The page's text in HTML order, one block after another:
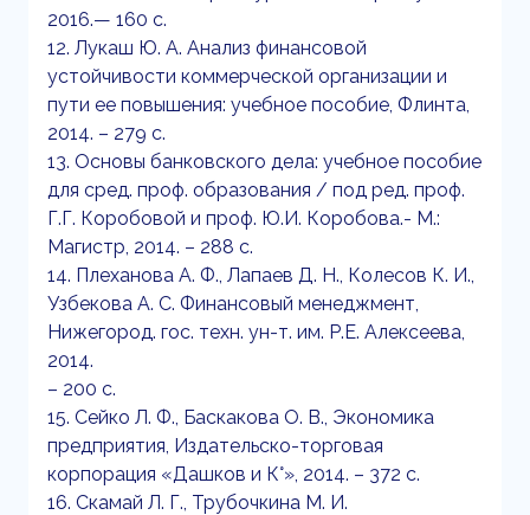
2016.— 160 с.
12. Лукаш Ю. А. Анализ финансовой
устойчивости коммерческой организации и
пути ее повышения: учебное пособие, Флинта,
2014. – 279 с.
13. Основы банковского дела: учебное пособие
для сред. проф. образования / под ред. проф.
Г.Г. Коробовой и проф. Ю.И. Коробова.- М.:
Магистр, 2014. – 288 с.
14. Плеханова А. Ф., Лапаев Д. Н., Колесов К. И.,
Узбекова А. С. Финансовый менеджмент,
Нижегород. гос. техн. ун-т. им. Р.Е. Алексеева,
2014.
– 200 с.
15. Сейко Л. Ф., Баскакова О. В., Экономика
предприятия, Издательско-торговая
корпорация «Дашков и К°», 2014. – 372 с.
16. Скамай Л. Г., Трубочкина М. И.